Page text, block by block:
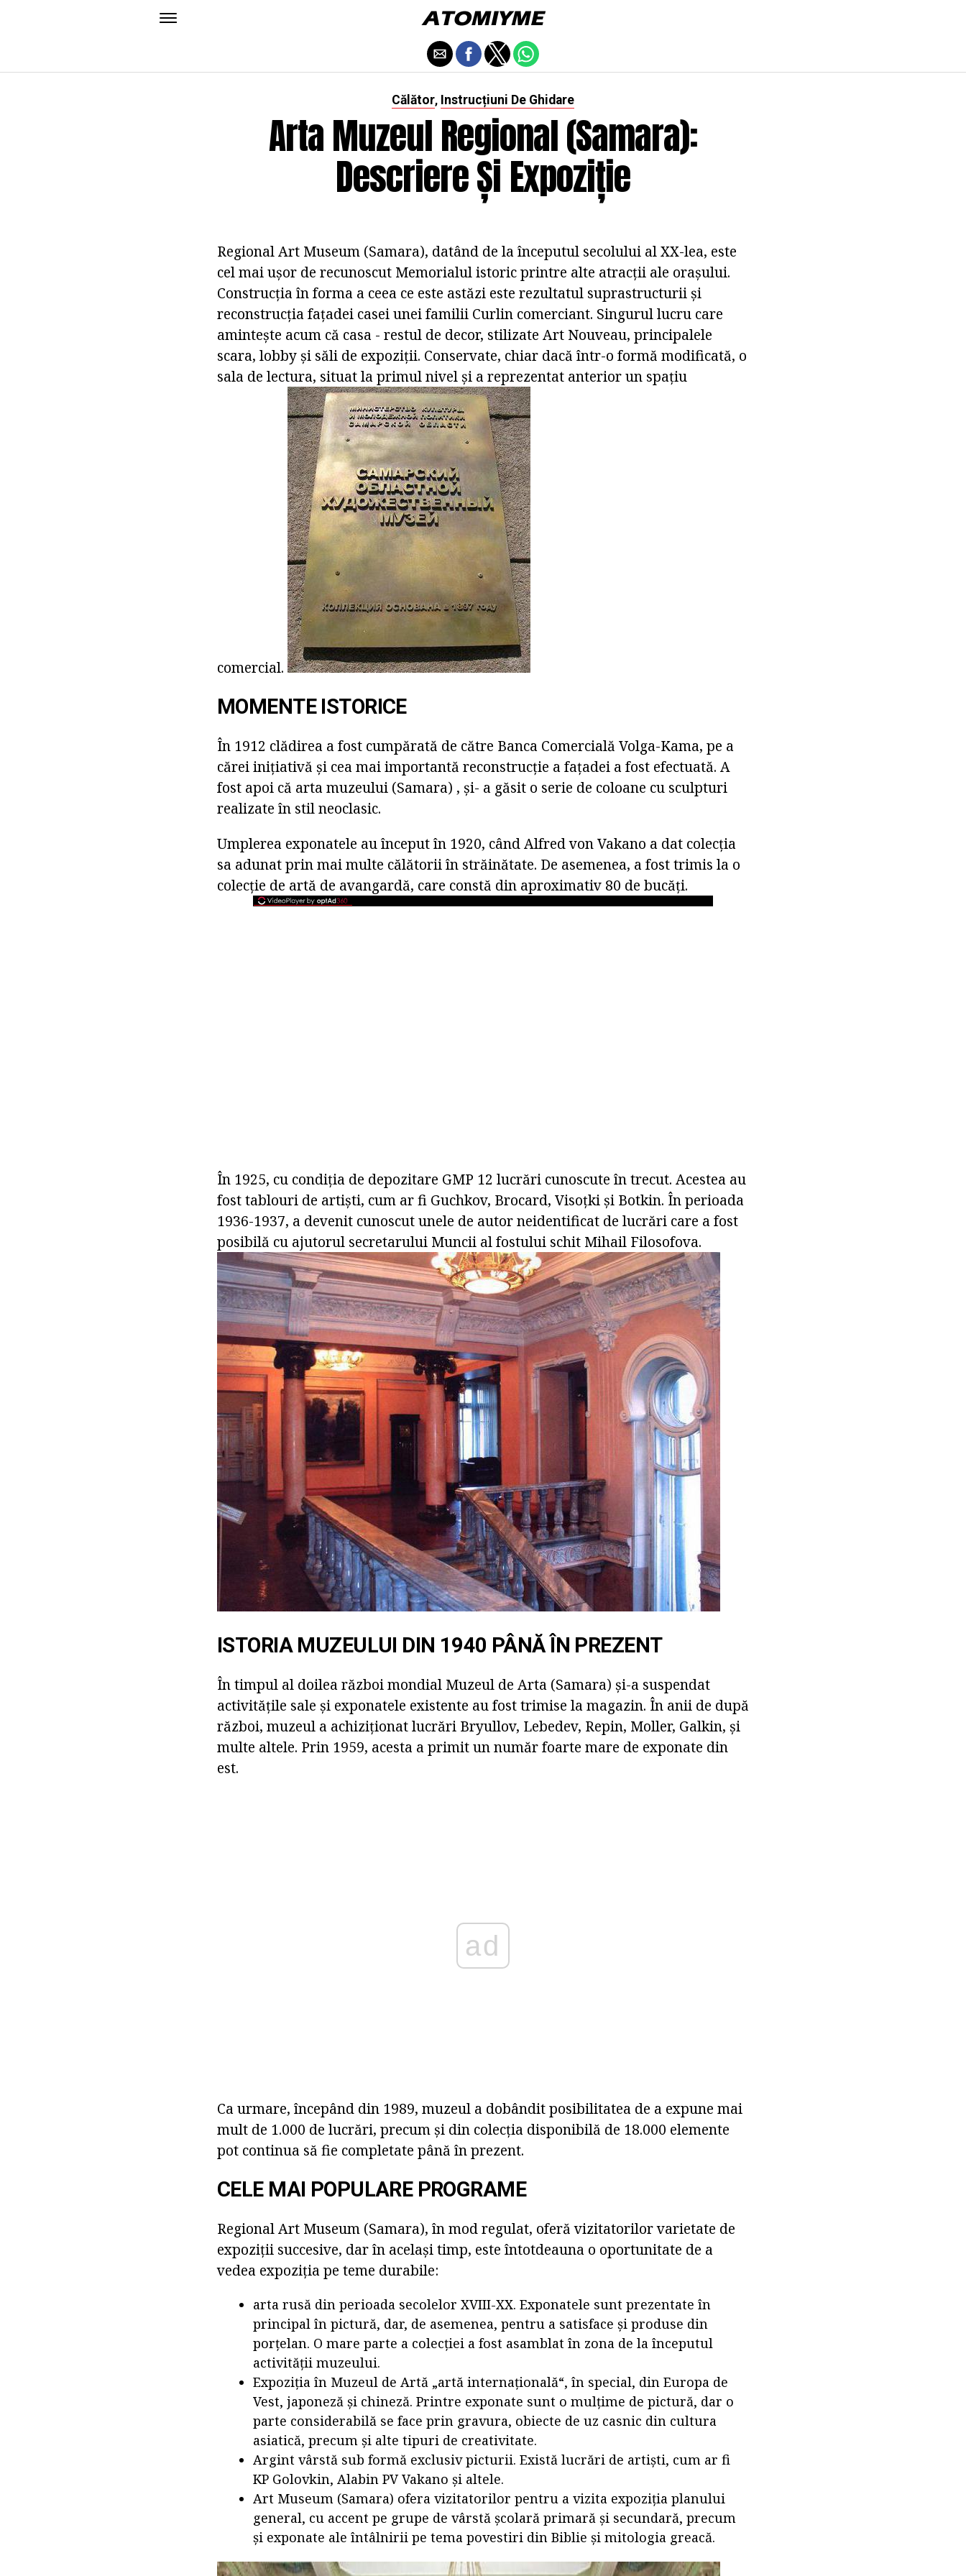
Călător, Instrucțiuni De Ghidare
Arta Muzeul Regional (Samara):
Descriere Și Expoziție
Regional Art Museum (Samara), datând de la începutul secolului al XX-lea, este
cel mai ușor de recunoscut Memorialul istoric printre alte atracții ale orașului.
Construcția în forma a ceea ce este astăzi este rezultatul suprastructurii și
reconstrucția fațadei casei unei familii Curlin comerciant. Singurul lucru care
amintește acum că casa - restul de decor, stilizate Art Nouveau, principalele
scara, lobby și săli de expoziții. Conservate, chiar dacă într-o formă modificată, o
sala de lectura, situat la primul nivel și a reprezentat anterior un spațiu
comercial.
MOMENTE ISTORICE
În 1912 clădirea a fost cumpărată de către Banca Comercială Volga-Kama, pe a
cărei inițiativă și cea mai importantă reconstrucție a fațadei a fost efectuată. A
fost apoi că arta muzeului (Samara) , și- a găsit o serie de coloane cu sculpturi
realizate în stil neoclasic.
Umplerea exponatele au început în 1920, când Alfred von Vakano a dat colecția
sa adunat prin mai multe călătorii în străinătate. De asemenea, a fost trimis la o
colecție de artă de avangardă, care constă din aproximativ 80 de bucăți.
În 1925, cu condiția de depozitare GMP 12 lucrări cunoscute în trecut. Acestea au
fost tablouri de artiști, cum ar fi Guchkov, Brocard, Visoțki și Botkin. În perioada
1936-1937, a devenit cunoscut unele de autor neidentificat de lucrări care a fost
posibilă cu ajutorul secretarului Muncii al fostului schit Mihail Filosofova.
ISTORIA MUZEULUI DIN 1940 PÂNĂ ÎN PREZENT
În timpul al doilea război mondial Muzeul de Arta (Samara) și-a suspendat
activitățile sale și exponatele existente au fost trimise la magazin. În anii de după
război, muzeul a achiziționat lucrări Bryullov, Lebedev, Repin, Moller, Galkin, și
multe altele. Prin 1959, acesta a primit un număr foarte mare de exponate din
est.
ad
Ca urmare, începând din 1989, muzeul a dobândit posibilitatea de a expune mai
mult de 1.000 de lucrări, precum și din colecția disponibilă de 18.000 elemente
pot continua să fie completate până în prezent.
CELE MAI POPULARE PROGRAME
Regional Art Museum (Samara), în mod regulat, oferă vizitatorilor varietate de
expoziții succesive, dar în același timp, este întotdeauna o oportunitate de a
vedea expoziția pe teme durabile:
arta rusă din perioada secolelor XVIII-XX. Exponatele sunt prezentate în
principal în pictură, dar, de asemenea, pentru a satisface și produse din
porțelan. O mare parte a colecției a fost asamblat în zona de la începutul
activității muzeului.
Expoziția în Muzeul de Artă „artă internațională“, în special, din Europa de
Vest, japoneză și chineză. Printre exponate sunt o mulțime de pictură, dar o
parte considerabilă se face prin gravura, obiecte de uz casnic din cultura
asiatică, precum și alte tipuri de creativitate.
Argint vârstă sub formă exclusiv picturii. Există lucrări de artiști, cum ar fi
KP Golovkin, Alabin PV Vakano și altele.
Art Museum (Samara) ofera vizitatorilor pentru a vizita expoziția planului
general, cu accent pe grupe de vârstă școlară primară și secundară, precum
și exponate ale întâlnirii pe tema povestiri din Biblie și mitologia greacă.